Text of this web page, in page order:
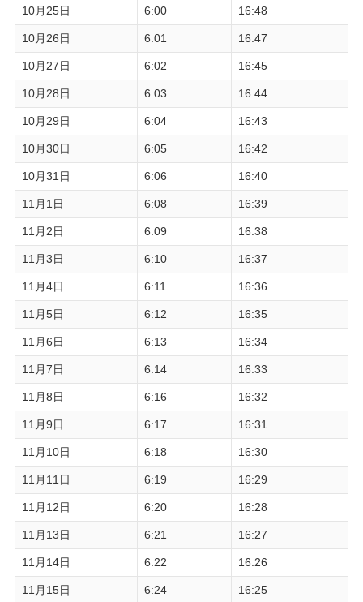
10月25日 6:00 16:48
10月26日 6:01 16:47
10月27日 6:02 16:45
10月28日 6:03 16:44
10月29日 6:04 16:43
10月30日 6:05 16:42
10月31日 6:06 16:40
11月1日 6:08 16:39
11月2日 6:09 16:38
11月3日 6:10 16:37
11月4日 6:11 16:36
11月5日 6:12 16:35
11月6日 6:13 16:34
11月7日 6:14 16:33
11月8日 6:16 16:32
11月9日 6:17 16:31
11月10日 6:18 16:30
11月11日 6:19 16:29
11月12日 6:20 16:28
11月13日 6:21 16:27
11月14日 6:22 16:26
11月15日 6:24 16:25